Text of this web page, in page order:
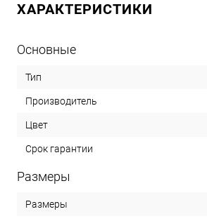
ХАРАКТЕРИСТИКИ
Основные
Тип
Производитель
Цвет
Срок гарантии
Размеры
Размеры